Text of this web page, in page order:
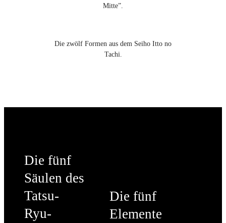
Mitte”.
Die zwölf Formen aus dem Seiho Itto no
Tachi.
Die fünf
Säulen des
Tatsu-
Ryu-
Die fünf
Elemente